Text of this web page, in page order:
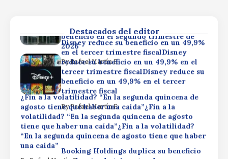
Destacados del editor
2026Booking Holdings duplica su
beneficio en el segundo trimestre de
2026
ByRafael Martín F.
Disney reduce su beneficio en un 49,9%
en el tercer trimestre fiscalDisney
reduce su beneficio en un 49,9% en el
tercer trimestre fiscalDisney reduce su
beneficio en un 49,9% en el tercer
trimestre fiscal
ByRafael Martín F.
¿Fin a la volatilidad? “En la segunda quincena de
agosto tiene que haber una caída”¿Fin a la
volatilidad? “En la segunda quincena de agosto
tiene que haber una caída”¿Fin a la volatilidad?
“En la segunda quincena de agosto tiene que haber
una caída”
Booking Holdings duplica su beneficio